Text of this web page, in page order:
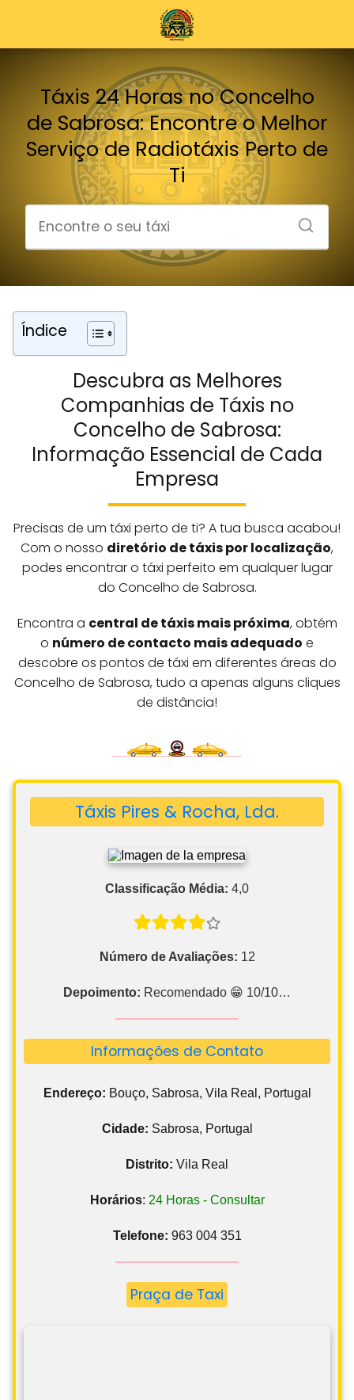
Táxis 24 Horas no Concelho
de Sabrosa: Encontre o Melhor
Serviço de Radiotáxis Perto de
Ti
Índice
Descubra as Melhores
Companhias de Táxis no
Concelho de Sabrosa:
Informação Essencial de Cada
Empresa
Precisas de um táxi perto de ti? A tua busca acabou!
Com o nosso diretório de táxis por localização,
podes encontrar o táxi perfeito em qualquer lugar
do Concelho de Sabrosa.
Encontra a central de táxis mais próxima, obtém
o número de contacto mais adequado e
descobre os pontos de táxi em diferentes áreas do
Concelho de Sabrosa, tudo a apenas alguns cliques
de distância!
Táxis Pires & Rocha, Lda.
Classificação Média: 4,0
Número de Avaliações: 12
Depoimento: Recomendado 😁 10/10…
Informações de Contato
Endereço: Bouço, Sabrosa, Vila Real, Portugal
Cidade: Sabrosa, Portugal
Distrito: Vila Real
Horários: 24 Horas - Consultar
Telefone: 963 004 351
Praça de Taxi